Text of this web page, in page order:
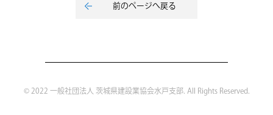
前のページへ戻る
© 2022 一般社団法人 茨城県建設業協会水戸支部. All Rights Reserved.